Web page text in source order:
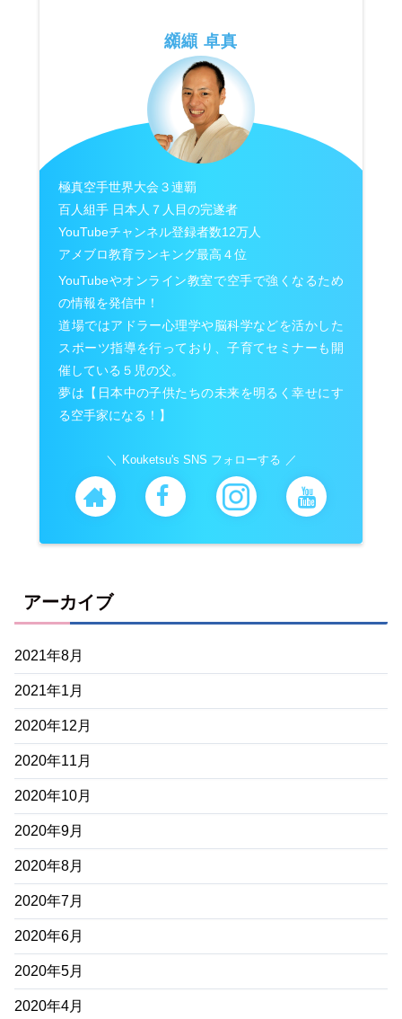
纐纈 卓真
極真空手世界大会３連覇
百人組手 日本人７人目の完遂者
YouTubeチャンネル登録者数12万人
アメブロ教育ランキング最高４位
YouTubeやオンライン教室で空手で強くなるため
の情報を発信中！
道場ではアドラー心理学や脳科学などを活かした
スポーツ指導を行っており、子育てセミナーも開
催している５児の父。
夢は【日本中の子供たちの未来を明るく幸せにす
る空手家になる！】
Kouketsu's SNS フォローする
アーカイブ
2021年8月
2021年1月
2020年12月
2020年11月
2020年10月
2020年9月
2020年8月
2020年7月
2020年6月
2020年5月
2020年4月